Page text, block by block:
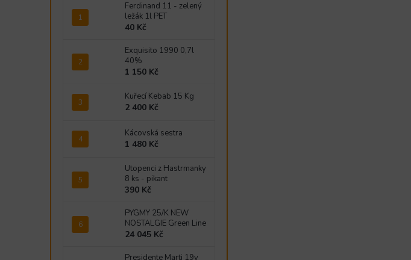
Ferdinand 11 - zelený
ležák 1l PET
40 Kč
Exquisito 1990 0,7l
40%
1 150 Kč
Kuřecí Kebab 15 Kg
2 400 Kč
Kácovská sestra
1 480 Kč
Utopenci z Hastrmanky
8 ks - pikant
390 Kč
PYGMY 25/K NEW
NOSTALGIE Green Line
24 045 Kč
Presidente Marti 19y